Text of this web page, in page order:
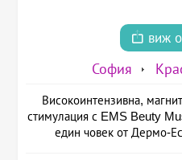
виж
София
Високоинтензивна,
стимулация с EMS Beuty
един човек от Дермо-